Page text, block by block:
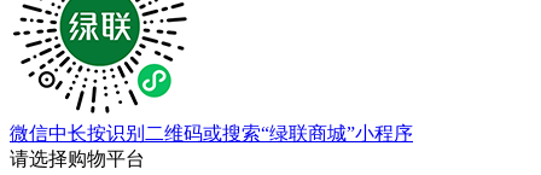
微信中长按识别二维码或搜索“绿联商城”小程序
请选择购物平台